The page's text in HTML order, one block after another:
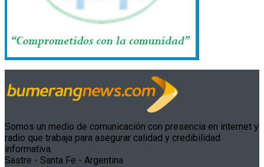
Somos un medio de comunicación con presencia en internet y
radio que trabaja para asegurar calidad y credibilidad
informativa.
Sastre - Santa Fe - Argentina